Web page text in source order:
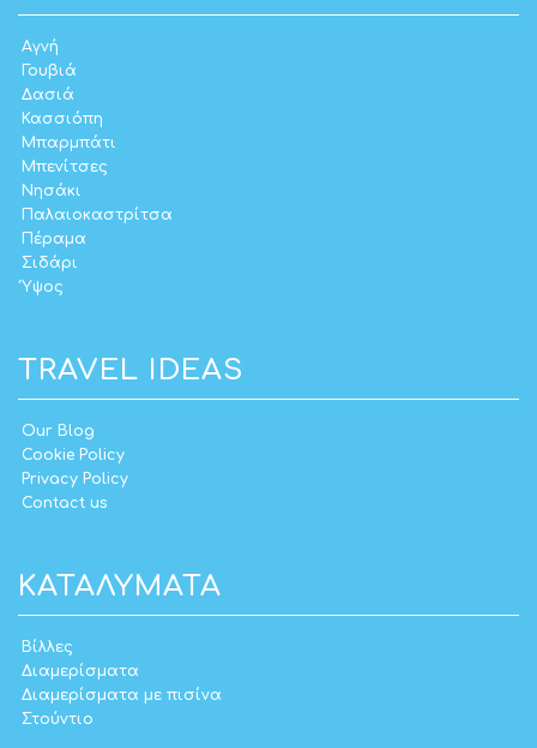
Αγνή
Γουβιά
Δασιά
Κασσιόπη
Μπαρμπάτι
Μπενίτσες
Νησάκι
Παλαιοκαστρίτσα
Πέραμα
Σιδάρι
Ύψος
TRAVEL IDEAS
Our Blog
Cookie Policy
Privacy Policy
Contact us
ΚΑΤΑΛΎΜΑΤΑ
Βίλλες
Διαμερίσματα
Διαμερίσματα με πισίνα
Στούντιο